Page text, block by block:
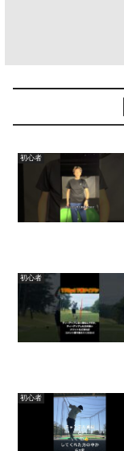
初心者
初心者
初心者